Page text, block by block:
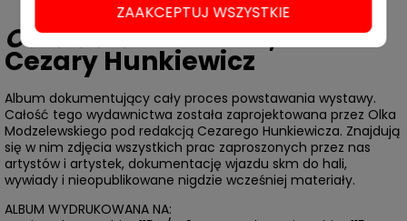
Outsiders 2021-2025,red.
Cezary Hunkiewicz
Album dokumentujący cały proces powstawania wystawy.
Całość tego wydawnictwa została zaprojektowana przez Olka
Modzelewskiego pod redakcją Cezarego Hunkiewicza. Znajdują
się w nim zdjęcia wszystkich prac zaproszonych przez nas
artystów i artystek, dokumentację wjazdu skm do hali,
wywiady i nieopublikowane nigdzie wcześniej materiały.
ALBUM WYDRUKOWANA NA:
ZAAKCEPTUJ WSZYSTKIE